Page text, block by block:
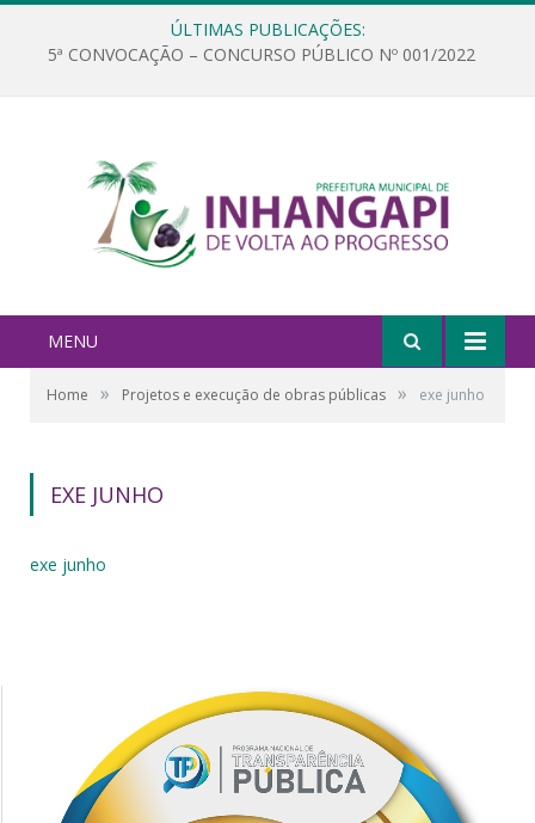
ÚLTIMAS PUBLICAÇÕES:
5ª CONVOCAÇÃO – CONCURSO PÚBLICO Nº 001/2022
MENU
Home » Projetos e execução de obras públicas » exe junho
EXE JUNHO
exe junho